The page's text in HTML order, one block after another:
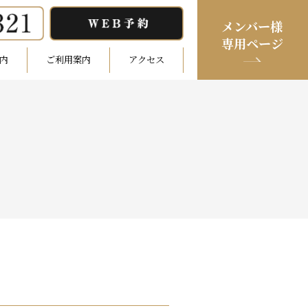
メンバー様
専用ページ
ご利用案内 アクセス